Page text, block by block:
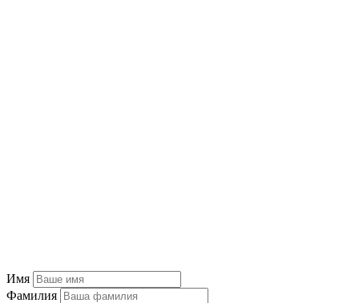
Имя
Фамилия